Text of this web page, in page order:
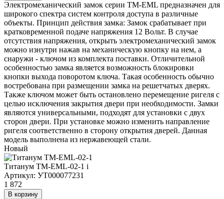
Электромеханический замок серии TM-EML предназначен для
широкого спектра систем контроля доступа в различные
объекты. Принцип действия замка: Замок срабатывает при
кратковременной подаче напряжения 12 Вольт. В случае
отсутствия напряжения, открыть электромеханический замок
можно изнутри нажав на механическую кнопку на нем, а
снаружи - ключом из комплекта поставки. Отличительной
особенностью замка является возможность блокировки
кнопки выхода поворотом ключа. Такая особенность обычно
востребована при размещении замка на решетчатых дверях.
Также ключом может быть остановлено перемещение ригеля с
целью исключения закрытия двери при необходимости. Замки
являются универсальными, подходят для установки с двух
сторон двери. При установке можно изменить направление
ригеля соответственно в сторону открытия дверей. Данная
модель выполнена из нержавеющей стали.
Новый
Титанум TM-EML-02-1 i
Артикул: УТ000077231
1 872
В корзину